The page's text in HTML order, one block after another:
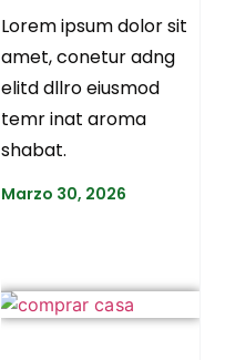
Lorem ipsum dolor sit
amet, conetur adng
elitd dllro eiusmod
temr inat aroma
shabat.
Marzo 30, 2026